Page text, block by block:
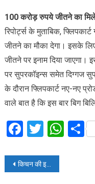
100 करोड़ रुपये जीतने का
रिपोर्ट्स के मुताबिक,
जीतने का मौका देगा। इसके
जीतने पर इनाम दिया जाएगा।
पर सुपरकॉइन्स समेत दिग्गज
के दौरान फ्लिपकार्ट नए-नए
वाले बात है कि इस बार बिग
Facebook
Twitter
Post
किचन की इन चीजों से चुटकियों में पाएं डैंड्रफ से छुटकारा